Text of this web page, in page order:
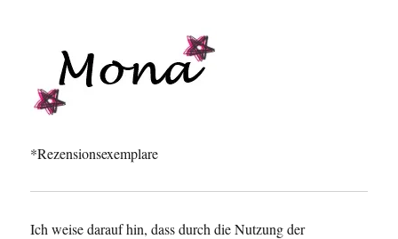
*Rezensionsexemplare
Ich weise darauf hin, dass durch die Nutzung der